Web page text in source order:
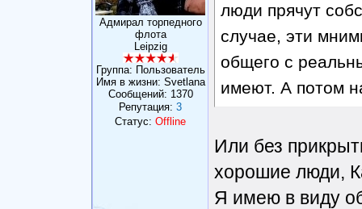
Адмирал торпедного
флота
Leipzig
Группа: Пользователь
Имя в жизни: Svetlana
Сообщений: 1370
Репутация: 3
Статус: Offline
люди прячут
случае, эти
общего с
имеют. А потом
Или без
хорошие люди,
Я имею в виду